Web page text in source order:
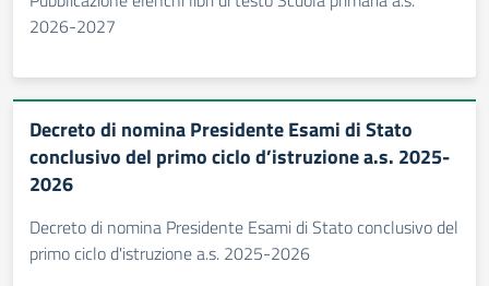
2026-2027
Decreto di nomina Presidente Esami di Stato
conclusivo del primo ciclo d’istruzione a.s. 2025-
2026
Decreto di nomina Presidente Esami di Stato conclusivo del
primo ciclo d'istruzione a.s. 2025-2026